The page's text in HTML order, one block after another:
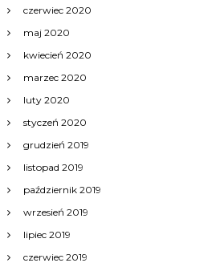
czerwiec 2020
maj 2020
kwiecień 2020
marzec 2020
luty 2020
styczeń 2020
grudzień 2019
listopad 2019
październik 2019
wrzesień 2019
lipiec 2019
czerwiec 2019